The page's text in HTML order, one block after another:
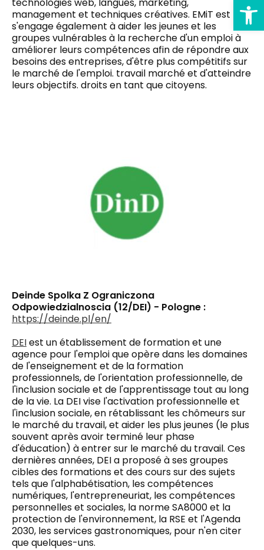
management et techniques créatives. EMiT est
s'engage également à aider les jeunes et les
groupes vulnérables à la recherche d'un emploià
améliorer leurs compétences afin de répondre aux
besoins des entreprises, d'être plus compétitifs sur
le marché de l'emploi. travail marché et d'atteindre
leurs objectifs. droitsen tant que citoyens.
Deinde Spolka Z Ograniczona
Odpowiedzialnoscia (12/DEI) - Pologne :
https://deinde.pl/en/
DEIest un établissement de formation et une
agence pour l'emploiqueopère dans les domaines
de l'enseignement et de la formation
professionnels, de l'orientation professionnelle, de
l'inclusion sociale et de l'apprentissage tout au long
de la vie. La DEI vise l'activation professionnelle et
l'inclusion sociale, en rétablissant les chômeurs sur
le marché du travail,et aider les plus jeunes (le plus
souvent après avoir terminé leur phase
d'éducation) à entrer sur le marché du travail. Ces
dernières années, DEI a proposé à ses groupes
cibles des formations et des cours sur des sujets
tels que l'alphabétisation, les compétences
numériques, l'entrepreneuriat, les compétences
personnelles et sociales, la norme SA8000 et la
protection de l'environnement, la RSE et l'Agenda
2030, les services gastronomiques, pour n'en citer
que quelques-uns.